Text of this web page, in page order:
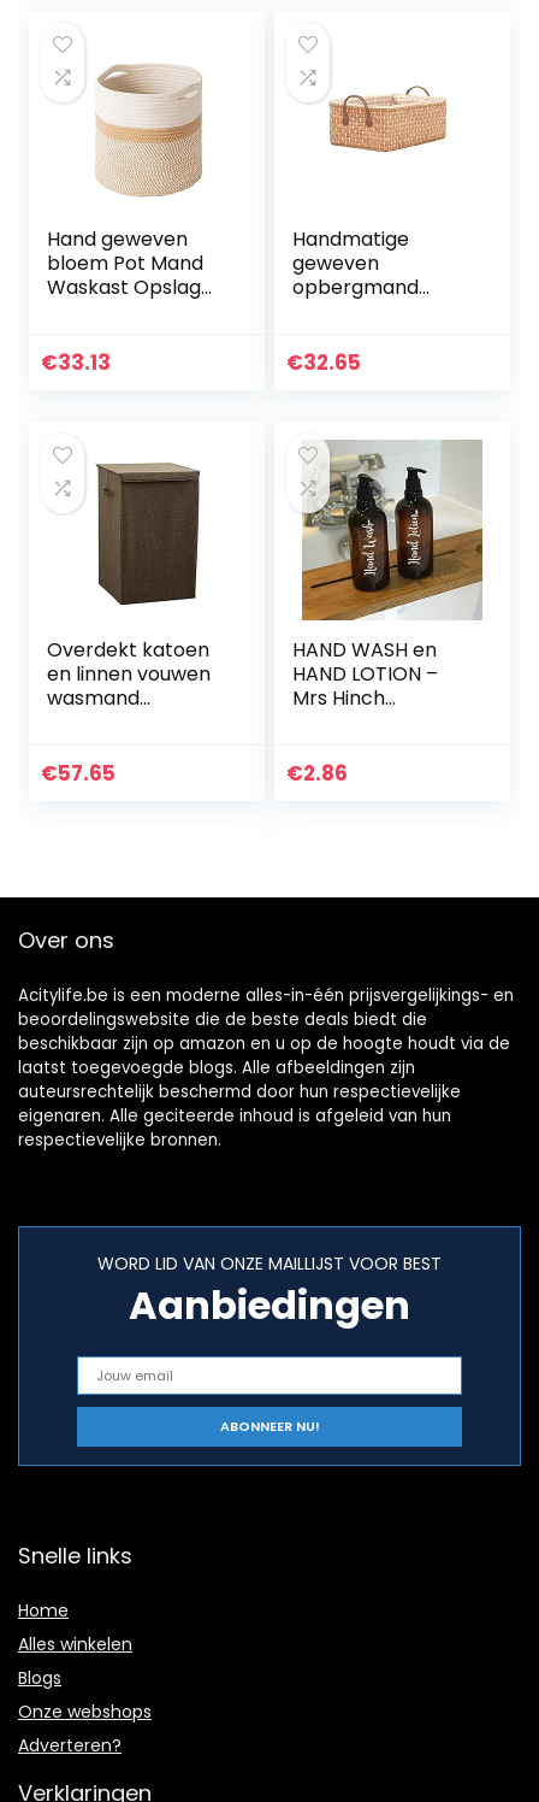
Hand geweven
bloem Pot Mand
Waskast Opslag
Container Planter
€33.13
Handmatige
geweven
opbergmand
Manden Sundries
€32.65
Overdekt katoen
en linnen vouwen
wasmand
kleding emmer
€57.65
HAND WASH en
HAND LOTION –
Mrs Hinch
stickers etiketten
€2.86
Over ons
Acitylife.be is een moderne alles-in-één prijsvergelijkings- en
beoordelingswebsite die de beste deals biedt die
beschikbaar zijn op amazon en u op de hoogte houdt via de
laatst toegevoegde blogs. Alle afbeeldingen zijn
auteursrechtelijk beschermd door hun respectievelijke
eigenaren. Alle geciteerde inhoud is afgeleid van hun
respectievelijke bronnen.
WORD LID VAN ONZE MAILLIJST VOOR BEST
Aanbiedingen
Snelle links
Home
Alles winkelen
Blogs
Onze webshops
Adverteren?
Verklaringen